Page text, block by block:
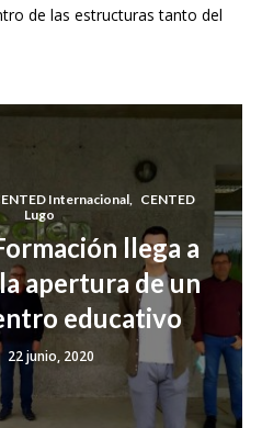
de las estructuras tanto del
Internacional
CENTED
Lugo
llega a
apertura de un
educativo
22 junio, 2020